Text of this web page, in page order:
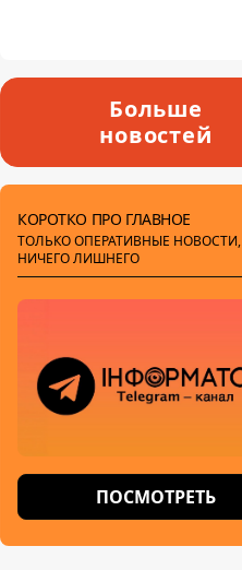
Больше
новостей
КОРОТКО ПРО ГЛАВНОЕ
ТОЛЬКО ОПЕРАТИВНЫЕ НОВОСТИ,
НИЧЕГО ЛИШНЕГО
ПОСМОТРЕТЬ